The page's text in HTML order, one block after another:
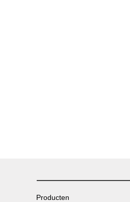
Producten